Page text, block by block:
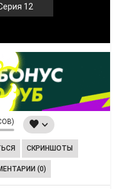
12
СКРИНШОТЫ
(0)